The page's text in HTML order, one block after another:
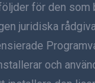
för den som
juridiska
och